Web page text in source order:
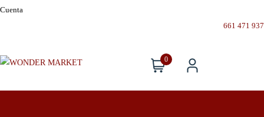
Cuenta
661 471 937
0